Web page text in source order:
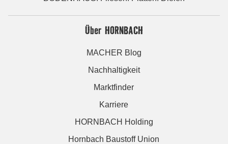
Über HORNBACH
MACHER Blog
Nachhaltigkeit
Marktfinder
Karriere
HORNBACH Holding
Hornbach Baustoff Union